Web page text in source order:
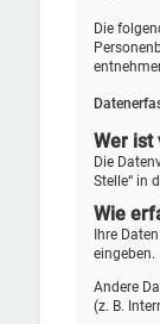
Die
Wer ist
Die
Stelle“ in
Wie
Ihre
eingeben.
Andere
(z. B.